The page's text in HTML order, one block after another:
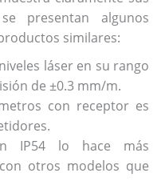
presentan algunos
similares:
láser en su rango
de ±0.3 mm/m.
con receptor es
IP54 lo hace más
otros modelos que